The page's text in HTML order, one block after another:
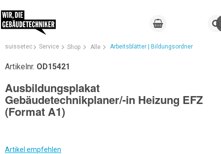
suissetec Service Shop Alle Arbeitsblätter | Bildungsordner
Artikelnr. OD15421
Ausbildungsplakat
Gebäudetechnikplaner/-in Heizung EFZ
(Format A1)
Artikel empfehlen